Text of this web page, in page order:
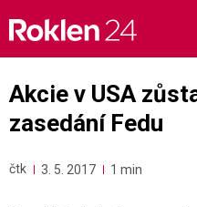
content
Akcie v USA
zasedání Fedu
čtk 3. 5. 2017 1 min